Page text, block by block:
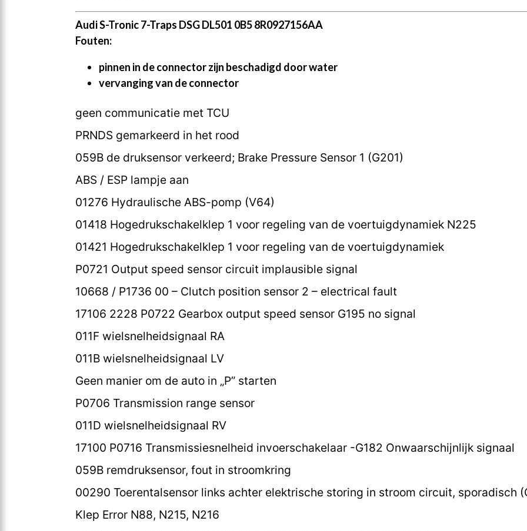
Audi S-Tronic 7-Traps DSG DL501 0B5 8R0927156AA
Fouten:
pinnen in de connector zijn beschadigd door water
vervanging van de connector
geen communicatie met TCU
PRNDS gemarkeerd in het rood
059B de druksensor verkeerd; Brake Pressure Sensor 1 (G201)
ABS / ESP lampje aan
01276 Hydraulische ABS-pomp (V64)
01418 Hogedrukschakelklep 1 voor regeling van de voertuigdynamiek N225
01421 Hogedrukschakelklep 1 voor regeling van de voertuigdynamiek
P0721 Output speed sensor circuit implausible signal
10668 / P1736 00 – Clutch position sensor 2 – electrical fault
17106 2228 P0722 Gearbox output speed sensor G195 no signal
011F wielsnelheidsignaal RA
011B wielsnelheidsignaal LV
Geen manier om de auto in „P” starten
P0706 Transmission range sensor
011D wielsnelheidsignaal RV
17100 P0716 Transmissiesnelheid invoerschakelaar -G182 Onwaarschijnlijk signaal
059B remdruksensor, fout in stroomkring
00290 Toerentalsensor links achter elektrische storing in stroom circuit, sporadisch
Klep Error N88, N215, N216